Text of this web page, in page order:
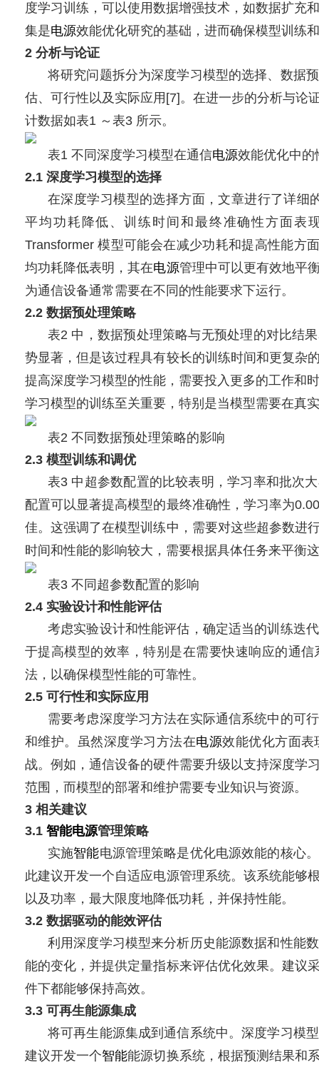
度学习训练，可以使用数据增强技术，如数据扩充
集是电源效能优化研究的基础，进而确保模型训练
2 分析与论证
将研究问题拆分为深度学习模型的选择、数据
估、可行性以及实际应用[7]。在进一步的分析与论
计数据如表1 ～表3 所示。
表1 不同深度学习模型在通信电源效能优化中的
2.1 深度学习模型的选择
在深度学习模型的选择方面，文章进行了详细
平均功耗降低、训练时间和最终准确性方面表
Transformer 模型可能会在减少功耗和提高性能方
均功耗降低表明，其在电源管理中可以更有效地平
为通信设备通常需要在不同的性能要求下运行。
2.2 数据预处理策略
表2 中，数据预处理策略与无预处理的对比结
势显著，但是该过程具有较长的训练时间和更复杂
提高深度学习模型的性能，需要投入更多的工作和
学习模型的训练至关重要，特别是当模型需要在真
表2 不同数据预处理策略的影响
2.3 模型训练和调优
表3 中超参数配置的比较表明，学习率和批次
配置可以显著提高模型的最终准确性，学习率为
佳。这强调了在模型训练中，需要对这些超参数进
时间和性能的影响较大，需要根据具体任务来平衡
表3 不同超参数配置的影响
2.4 实验设计和性能评估
考虑实验设计和性能评估，确定适当的训练迭
于提高模型的效率，特别是在需要快速响应的通
法，以确保模型性能的可靠性。
2.5 可行性和实际应用
需要考虑深度学习方法在实际通信系统中的可
和维护。虽然深度学习方法在电源效能优化方面表
战。例如，通信设备的硬件需要升级以支持深度学
范围，而模型的部署和维护需要专业知识与资源。
3 相关建议
3.1 智能电源管理策略
实施智能电源管理策略是优化电源效能的核心
此建议开发一个自适应电源管理系统。该系统能够
以及功率，最大限度地降低功耗，并保持性能。
3.2 数据驱动的能效评估
利用深度学习模型来分析历史能源数据和性能
能的变化，并提供定量指标来评估优化效果。建议
件下都能够保持高效。
3.3 可再生能源集成
将可再生能源集成到通信系统中。深度学习模
建议开发一个智能能源切换系统，根据预测结果和